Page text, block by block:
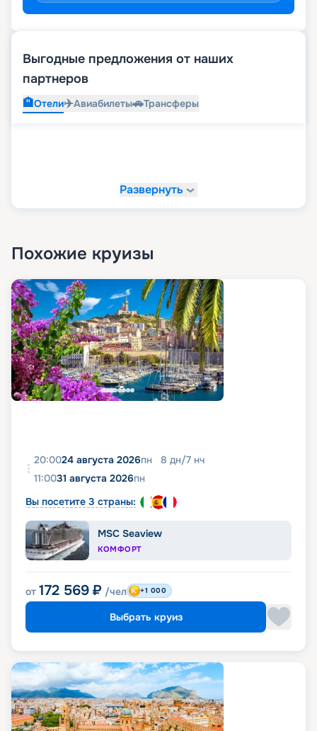
Выгодные предложения от наших
партнеров
🏨Отели✈️Авиабилеты🚗Трансферы
Развернуть
Похожие круизы
20:0024 августа 2026пн 8 дн/7 нч
11:0031 августа 2026пн
Вы посетите 3 страны:
MSC Seaview
КОМФОРТ
от 172 569 ₽ /чел +1 000
Выбрать круиз